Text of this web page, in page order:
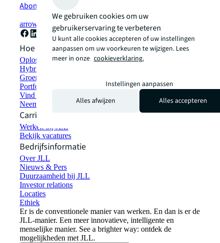
Abonneer u nu
arrow_forward
Hoe kunnen we helpen?
Oplossingen voor duurzaamheid
Hybride werkplekoplossingen
Groen bouwen en verhuren
Portfoliomanagement
Vind en huur ruimte
Neem contact met ons op
Carrières
Werken bij JLL
Bekijk vacatures
Bedrijfsinformatie
Over JLL
Nieuws & Pers
Duurzaamheid bij JLL
Investor relations
Locaties
Ethiek
Er is de conventionele manier van werken. En dan is er de
JLL-manier. Een meer innovatieve, intelligente en
menselijke manier. See a brighter way: ontdek de
mogelijkheden met JLL.
We gebruiken cookies om uw
gebruikerservaring te verbeteren
U kunt alle cookies accepteren of uw instellingen
aanpassen om uw voorkeuren te wijzigen. Lees
meer in onze cookieverklaring.
Instellingen aanpassen
Alles afwijzen
Alles accepteren